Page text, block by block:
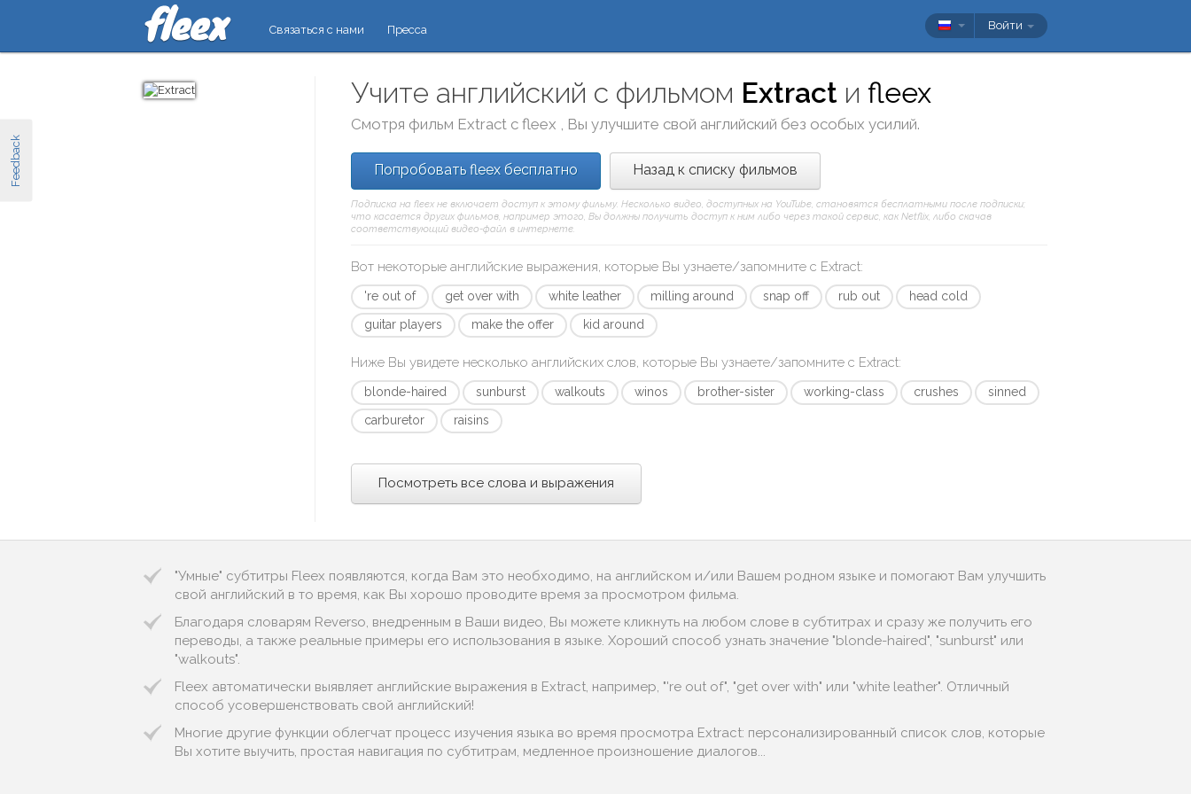
Feedback
Связаться с нами Пресса Войти
Учите английский с фильмом Extract иfleex
Смотря фильм Extract сfleex , Вы улучшите свой английский без особых усилий.
Попробовать fleex бесплатно Назад к списку фильмов
Подписка на fleex не включает доступ к этому фильму. Несколько видео, доступных на YouTube, становятся бесплатными после подписки;
что касается других фильмов, например этого, Вы должны получить доступ к ним либо через такой сервис, как Netflix, либо скачав
соответствующий видео-файл в интернете.
Вот некоторые английские выражения, которые Вы узнаете/запомните с Extract:
're out of get over with white leather milling around snap off rub out
head cold
guitar players
make the offer kid around
Ниже Вы увидете несколько английских слов, которые Вы узнаете/запомните с Extract:
blonde-haired sunburst walkouts winos brother-sister working-class crushes
sinned
carburetor
raisins
Посмотреть все слова и выражения
"Умные" субтитры Fleex появляются, когда Вам это необходимо, на английском и/или Вашем родном языке и помогают Вам улучшить
свой английский в то время, как Вы хорошо проводите время за просмотром фильма.
Благодаря словарям Reverso, внедренным в Ваши видео, Вы можете кликнуть на любом слове в субтитрах и сразу же получить его
переводы, а также реальные примеры его использования в языке. Хороший способ узнать значение "blonde-haired", "sunburst" или
"walkouts".
Fleex автоматически выявляет английские выражения в Extract, например, "'re out of", "get over with" или "white leather". Отличный
способ усовершенствовать свой английский!
Многие другие функции облегчат процесс изучения языка во время просмотра Extract: персонализированный список слов, которые
Вы хотите выучить, простая навигация по субтитрам, медленное произношение диалогов...